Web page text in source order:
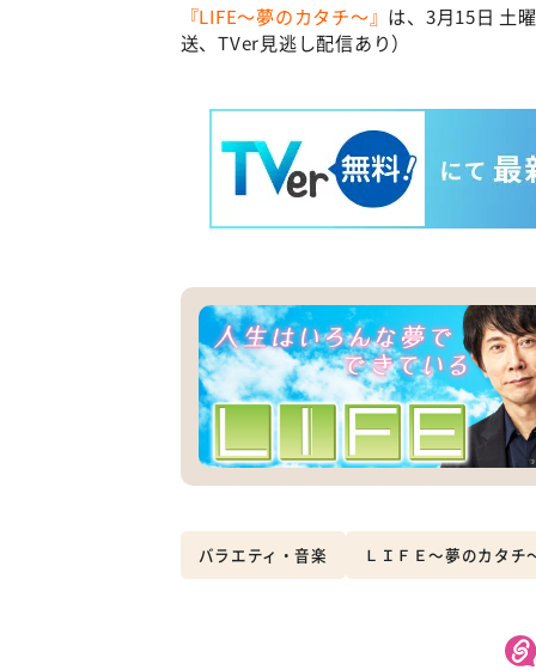
『LIFE～夢のカタチ～』 は、3月15日 土
送、TVer見逃し配信あり）
バラエティ・音楽 ＬＩＦＥ～夢のカタチ